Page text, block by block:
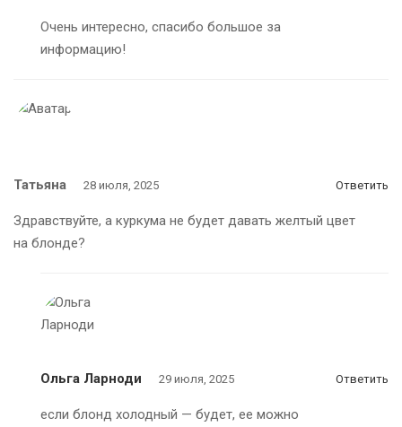
Очень интересно, спасибо большое за
информацию!
Татьяна 28 июля, 2025 Ответить
Здравствуйте, а куркума не будет давать желтый цвет
на блонде?
Ольга Ларноди 29 июля, 2025 Ответить
если блонд холодный — будет, ее можно